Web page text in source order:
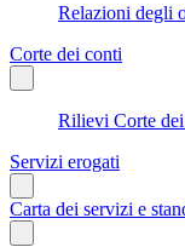
Relazioni degli
Corte dei conti
Rilievi Corte
Servizi erogati
Carta dei servizi e